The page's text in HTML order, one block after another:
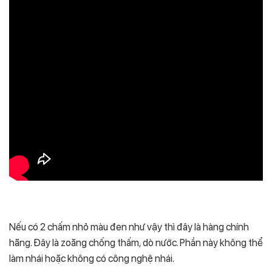
Nếu có 2 chấm nhỏ màu đen như vậy thì đây là hàng chính
hãng. Đây là zoăng chống thấm, dò nước. Phần này không thể
làm nhái hoặc không có công nghệ nhái.